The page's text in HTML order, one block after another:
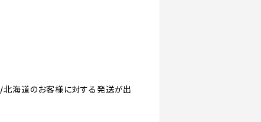
海道のお客様に対する発送が出